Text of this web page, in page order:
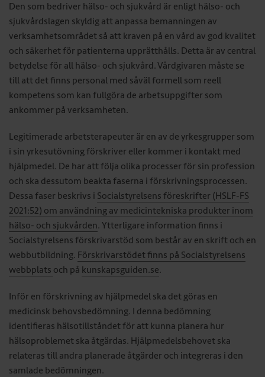
Den som bedriver hälso- och sjukvård är enligt hälso- och
sjukvårdslagen skyldig att anpassa bemanningen av
verksamhetsområdet så att kraven på en vård av god kvalitet
och säkerhet för patienterna upprätthålls. Detta är av central
betydelse för all hälso- och sjukvård. Vårdgivaren måste se
till att det finns personal med såväl formell som reell
kompetens som kan fullgöra de arbetsuppgifter som
ankommer på verksamheten.
Legitimerade arbetsterapeuter är en av de yrkesgrupper som
i sin yrkesutövning förskriver eller kommer i kontakt med
hjälpmedel. De har att följa olika processer för sin profession
och ska dessutom beakta faserna i förskrivningsprocessen.
Dessa faser beskrivs i Socialstyrelsens föreskrifter (HSLF-FS
2021:52) om användning av medicintekniska produkter inom
hälso- och sjukvården. Ytterligare information finns i
Socialstyrelsens förskrivarstöd som består av en skrift och en
webbutbildning. Förskrivarstödet finns på Socialstyrelsens
webbplats och på kunskapsguiden.se.
Inför en förskrivning av hjälpmedel ska det göras en
medicinsk behovsbedömning. I denna bedömning
identifieras hälsotillståndet för att kunna planera hur
hälsoproblemet ska åtgärdas. Hjälpmedelsbehovet ska
relateras till andra planerade åtgärder och integreras i den
samlade bedömningen.